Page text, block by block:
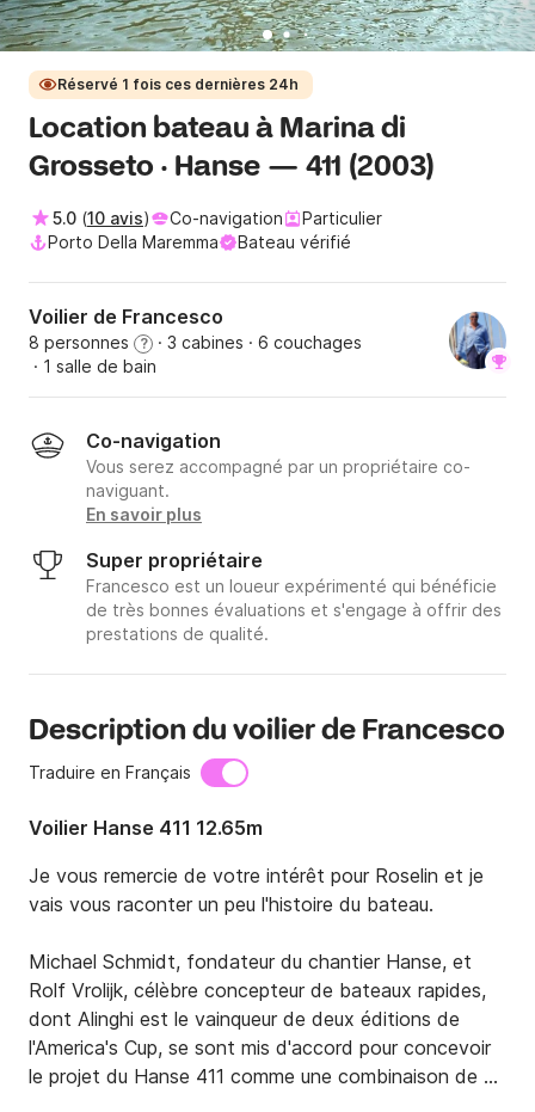
Réservé 1 fois ces dernières 24h
Location bateau à Marina di
Grosseto · Hanse — 411 (2003)
5.0 (10 avis) Co-navigation
Particulier
Porto Della Maremma
Bateau vérifié
Voilier de Francesco
8 personnes ? · 3 cabines · 6 couchages
· 1 salle de bain
Co-navigation
Vous serez accompagné par un propriétaire co-
naviguant.
En savoir plus
Super propriétaire
Francesco est un loueur expérimenté qui bénéficie
de très bonnes évaluations et s'engage à offrir des
prestations de qualité.
Description du voilier de Francesco
Traduire en Français
Voilier Hanse 411 12.65m
Je vous remercie de votre intérêt pour Roselin et je
vais vous raconter un peu l'histoire du bateau.
Michael Schmidt, fondateur du chantier Hanse, et
Rolf Vrolijk, célèbre concepteur de bateaux rapides,
dont Alinghi est le vainqueur de deux éditions de
l'America's Cup, se sont mis d'accord pour concevoir
le projet du Hanse 411 comme une combinaison de